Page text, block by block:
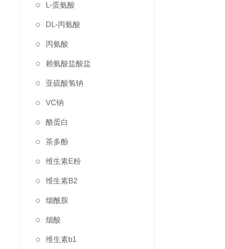
L-蛋氨酸
DL-丙氨酸
丙氨酸
赖氨酸盐酸盐
亚硫酸氢钠
VC钠
酪蛋白
茶多酚
维生素E粉
维生素B2
烟酰胺
烟酸
维生素b1